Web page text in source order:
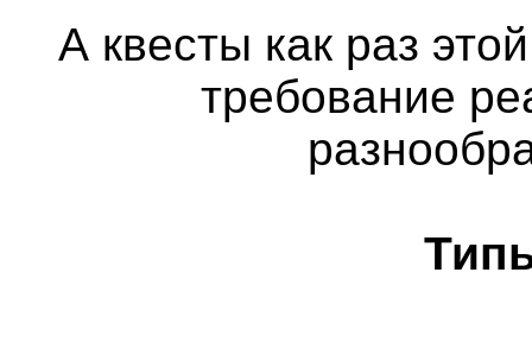
А квесты как раз
требование